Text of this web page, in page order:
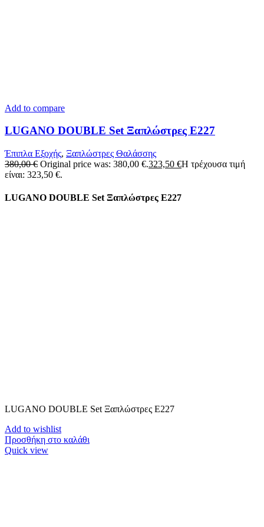
Add to compare
LUGANO DOUBLE Set Ξαπλώστρες Ε227
Έπιπλα Εξοχής, Ξαπλώστρες Θαλάσσης
380,00€ Original price was: 380,00 €.323,50 €Η τρέχουσα τιμή
είναι: 323,50 €.
LUGANO DOUBLE Set Ξαπλώστρες Ε227
LUGANO DOUBLE Set Ξαπλώστρες Ε227
Add to wishlist
Προσθήκη στο καλάθι
Quick view